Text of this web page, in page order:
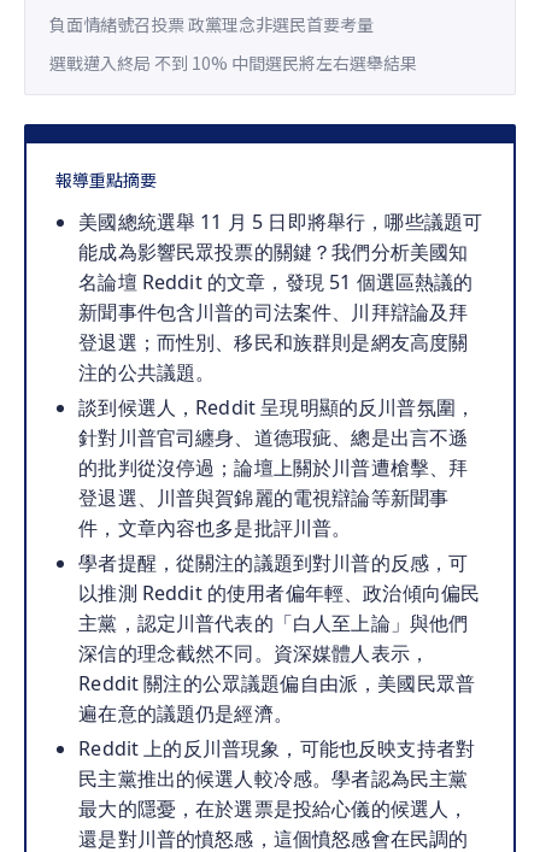
負面情緒號召投票 政黨理念非選民首要考量
選戰邁入終局 不到 10% 中間選民將左右選舉結果
報導重點摘要
美國總統選舉 11 月 5 日即將舉行，哪些議題可
能成為影響民眾投票的關鍵？我們分析美國知
名論壇 Reddit 的文章，發現 51 個選區熱議的
新聞事件包含川普的司法案件、川拜辯論及拜
登退選；而性別、移民和族群則是網友高度關
注的公共議題。
談到候選人，Reddit 呈現明顯的反川普氛圍，
針對川普官司纏身、道德瑕疵、總是出言不遜
的批判從沒停過；論壇上關於川普遭槍擊、拜
登退選、川普與賀錦麗的電視辯論等新聞事
件，文章內容也多是批評川普。
學者提醒，從關注的議題到對川普的反感，可
以推測 Reddit 的使用者偏年輕、政治傾向偏民
主黨，認定川普代表的「白人至上論」與他們
深信的理念截然不同。資深媒體人表示，
Reddit 關注的公眾議題偏自由派，美國民眾普
遍在意的議題仍是經濟。
Reddit 上的反川普現象，可能也反映支持者對
民主黨推出的候選人較冷感。學者認為民主黨
最大的隱憂，在於選票是投給心儀的候選人，
還是對川普的憤怒感，這個憤怒感會在民調的